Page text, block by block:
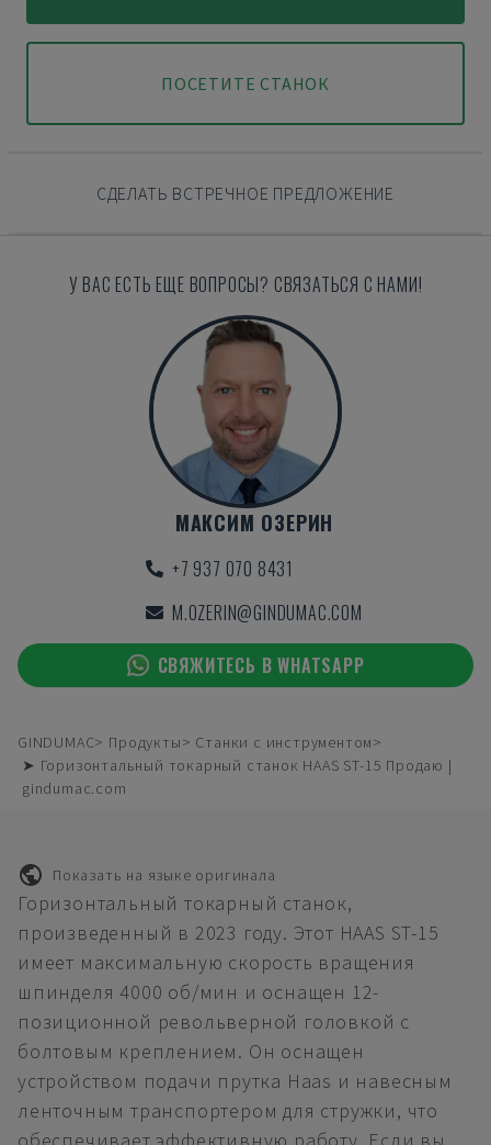
ПОСЕТИТЕ СТАНОК
СДЕЛАТЬ ВСТРЕЧНОЕ ПРЕДЛОЖЕНИЕ
У ВАС ЕСТЬ ЕЩЕ ВОПРОСЫ? СВЯЗАТЬСЯ С НАМИ!
МАКСИМ ОЗЕРИН
+7 937 070 8431
M.OZERIN@GINDUMAC.COM
СВЯЖИТЕСЬ В WHATSAPP
GINDUMAC Продукты
Станки с инструментом
➤ Горизонтальный токарный станок HAAS ST-15 Продаю |
gindumac.com
Показать на языке оригинала
Горизонтальный токарный станок,
произведенный в 2023 году. Этот HAAS ST-15
имеет максимальную скорость вращения
шпинделя 4000 об/мин и оснащен 12-
позиционной револьверной головкой с
болтовым креплением. Он оснащен
устройством подачи прутка Haas и навесным
ленточным транспортером для стружки, что